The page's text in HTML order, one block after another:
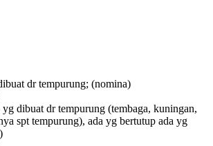
dr tempurung; (nomina)
yg dibuat dr tempurung (tembaga, kuningan,
spt tempurung), ada yg bertutup ada yg